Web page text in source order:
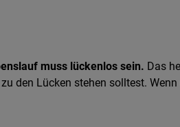
muss lückenlos sein. Das
den Lücken stehen solltest.